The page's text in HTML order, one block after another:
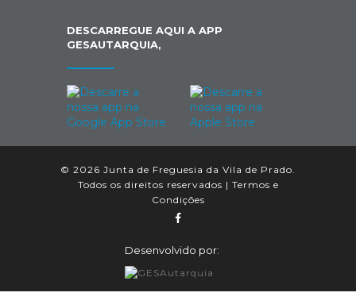
DESCARREGUE AQUI A APP
GESAUTARQUIA,
© 2026 Junta de Freguesia da Vila de Prado.
Todos os direitos reservados | Termos e
Condições
Desenvolvido por: